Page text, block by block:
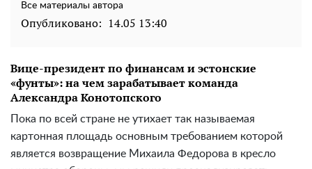
Все материалы автора
Опубликовано: 14.05 13:40
Вице-президент по финансам и эстонские
«фунты»: на чем зарабатывает команда
Александра Конотопского
Пока по всей стране не утихает так называемая
картонная площадь основным требованием которой
является возвращение Михаила Федорова в кресло